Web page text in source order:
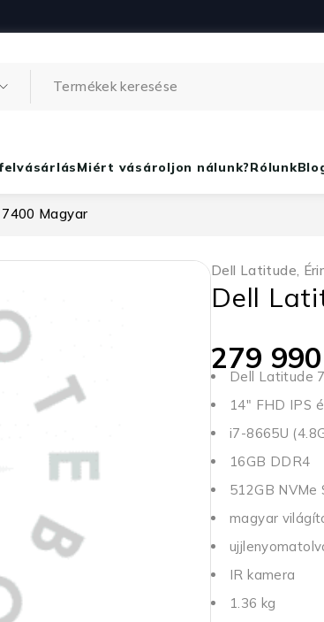
Miért vásároljon nálunk?Rólunk
Magyar
Dell Latitude,
Dell
279 990
Dell Latitude
14" FHD IPS
i7-8665U
16GB DDR4
512GB NVMe
magyar
IR kamera
1.36 kg